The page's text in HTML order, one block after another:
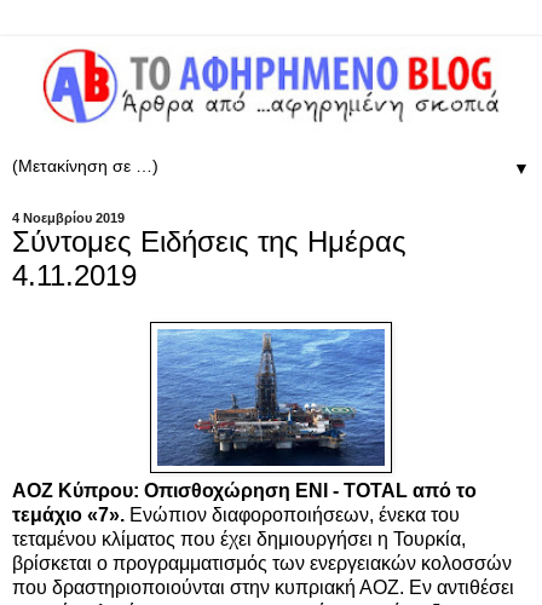
▼
4 Νοεμβρίου 2019
Σύντομες Ειδήσεις της Ημέρας
4.11.2019
ΑΟΖ Κύπρου: Οπισθοχώρηση ENI - TOTAL από το
τεμάχιο «7». Ενώπιον διαφοροποιήσεων, ένεκα του
τεταμένου κλίματος που έχει δημιουργήσει η Τουρκία,
βρίσκεται ο προγραμματισμός των ενεργειακών κολοσσών
που δραστηριοποιούνται στην κυπριακή ΑΟΖ. Εν αντιθέσει